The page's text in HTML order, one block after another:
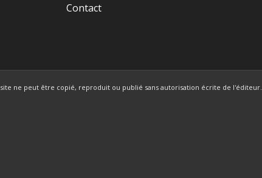
Contact
ne peut être copié, reproduit ou publié sans autorisation écrite de l'éditeur.